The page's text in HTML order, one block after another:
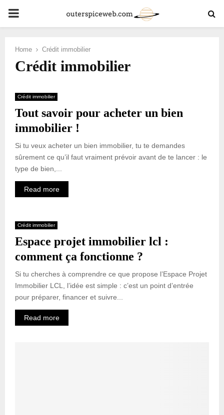
PRIMARY
Home Crédit immobilier
Crédit immobilier
Crédit immobilier
Tout savoir pour acheter un bien
immobilier !
Si tu veux acheter un bien immobilier, tu te demandes
sûrement ce qu’il faut vraiment prévoir avant de te lancer : le
type de bien,...
Read more
Crédit immobilier
Espace projet immobilier lcl :
comment ça fonctionne ?
Si tu cherches à comprendre ce que propose l’Espace Projet
Immobilier LCL, l’idée est simple : c’est un point d’entrée
pour préparer, financer et suivre...
Read more